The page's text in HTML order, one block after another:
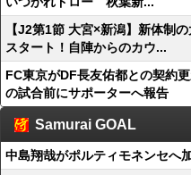
【J2第1節 大宮×新潟】新体制
スタート！自陣からのカウ...
FC東京がDF長友佑都との契約
の試合前にサポーターへ報告
Samurai GOAL
中島翔哉がポルティモネンセへ